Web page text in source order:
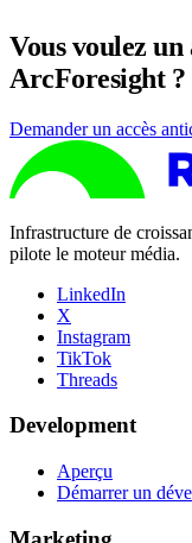
Vous voulez un
ArcForesight ?
Demander un accès
Infrastructure de
pilote le moteur média.
LinkedIn
X
Instagram
TikTok
Threads
Development
Aperçu
Démarrer un